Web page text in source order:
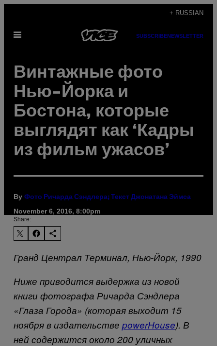
content
+ RUSSIAN
Open
SUBSCRIBENEWSLETTER
Винтажные фото
Нью-Йорка и
Бостона, которые
выглядят как ‘Кадры
из фильм ужасов’
By Фото Ричарда Сэндлера; Текст Джонатана Эймса
November 6, 2016, 8:00pm
Share:
Гранд Централ Терминал, Нью-Йорк, 1990
Ниже приводится выдержка из новой
книги фотографа Ричарда Сэндлера
«Глаза Города» (которая выходит 15
ноября в издательстве powerHouse). В
ней содержится около 200 уличных